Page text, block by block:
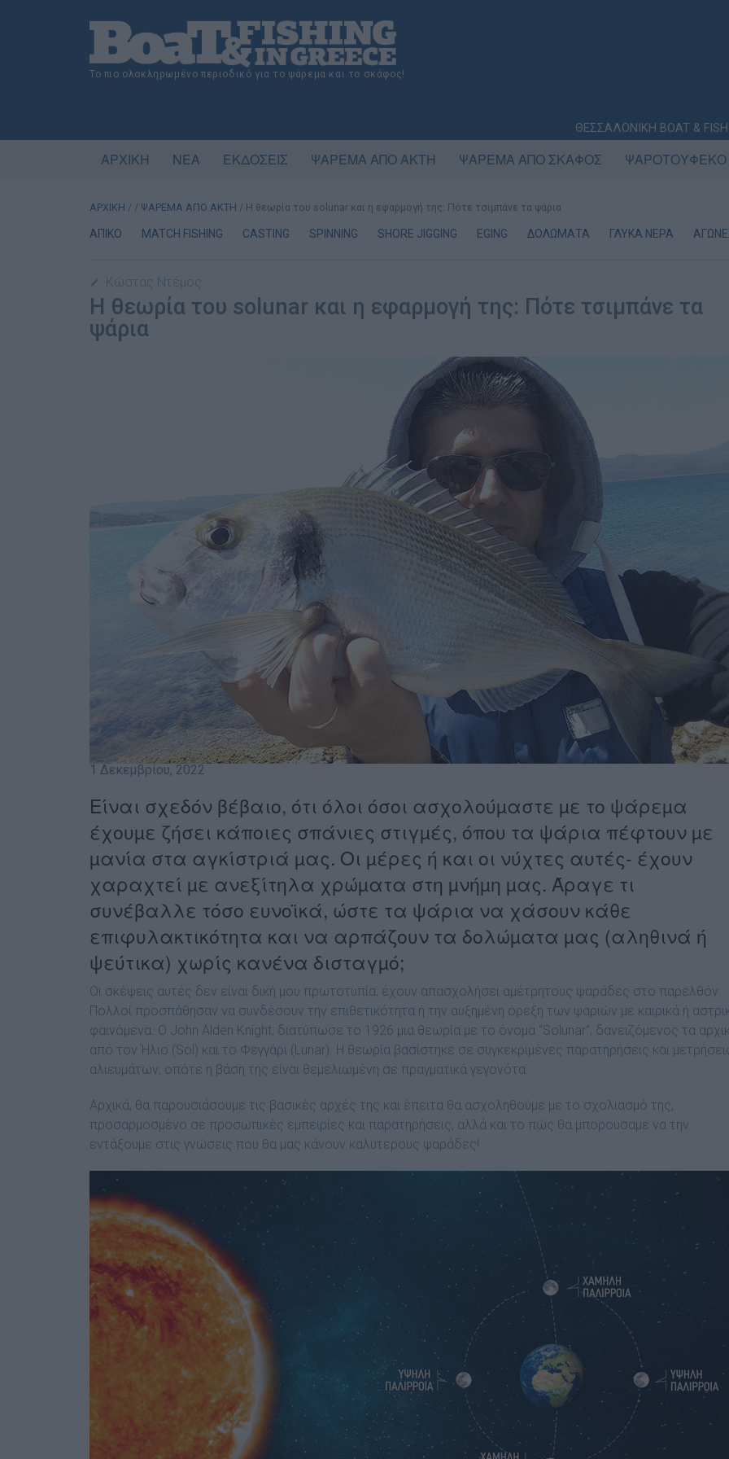
Το πιο ολοκληρωμένο περιοδικό για το ψάρεμα και το σκάφος!
ΘΕΣΣΑΛΟΝΙΚΗ BOAT &
ΑΡΧΙΚΗ ΝΕΑ ΕΚΔΟΣΕΙΣ ΨΑΡΕΜΑ ΑΠΟ ΑΚΤΗ ΨΑΡΕΜΑ ΑΠΟ ΣΚΑΦΟΣ ΨΑΡΟΤΟΥΦΕΚΟ
ΑΡΧΙΚΗ / / ΨΑΡΕΜΑ ΑΠΟ ΑΚΤΗ / Η θεωρία του solunar και η εφαρμογή της: Πότε τσιμπάνε τα ψάρια
ΑΠΙΚΟ MATCH FISHING CASTING SPINNING SHORE JIGGING EGING ΔΟΛΩΜΑΤΑ ΓΛΥΚΑ ΝΕΡΑ
Κώστας Ντέμος
Η θεωρία του solunar και η εφαρμογή της: Πότε τσιμπάνε τα
ψάρια
1 Δεκεμβρίου, 2022
Είναι σχεδόν βέβαιο, ότι όλοι όσοι ασχολούµαστε µε το ψάρεµα
έχουµε ζήσει κάποιες σπάνιες στιγµές, όπου τα ψάρια πέφτουν µε
µανία στα αγκίστριά µας. Οι µέρες ή και οι νύχτες αυτές- έχουν
χαραχτεί µε ανεξίτηλα χρώµατα στη µνήµη µας. Άραγε τι
συνέβαλλε τόσο ευνοϊκά, ώστε τα ψάρια να χάσουν κάθε
επιφυλακτικότητα και να αρπάζουν τα δολώµατα µας (αληθινά ή
ψεύτικα) χωρίς κανένα δισταγµό;
Οι σκέψεις αυτές δεν είναι δική µου πρωτοτυπία, έχουν απασχολήσει αµέτρητους ψαράδες στο παρελθόν.
Πολλοί προσπάθησαν να συνδέσουν την επιθετικότητα ή την αυξηµένη όρεξη των ψαριών µε καιρικά ή
φαινόµενα. Ο John Alden Knight, διατύπωσε το 1926 µια θεωρία µε το όνοµα “Solunar”, δανειζόµενος τα
από τον Ήλιο (Sol) και το Φεγγάρι (Lunar). Η θεωρία βασίστηκε σε συγκεκριµένες παρατηρήσεις και
αλιευµάτων, οπότε η βάση της είναι θεµελιωµένη σε πραγµατικά γεγονότα.
Αρχικά, θα παρουσιάσουµε τις βασικές αρχές της και έπειτα θα ασχοληθούµε µε το σχολιασµό της,
προσαρµοσµένο σε προσωπικές εµπειρίες και παρατηρήσεις, αλλά και το πώς θα µπορούσαµε να την
εντάξουµε στις γνώσεις που θα µας κάνουν καλύτερους ψαράδες!